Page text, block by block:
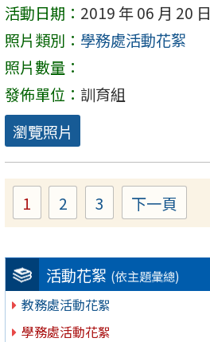
活動花絮 (依主題彙總)
教務處活動花絮
學務處活動花絮
活動日期： 2019 年 06 月 20 日
照片類別： 學務處活動花絮
照片數量：
發佈單位： 訓育組
瀏覽照片
Page
1 Page
2 Page
3 下一頁